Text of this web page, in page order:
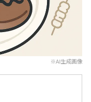
※AI生成画像